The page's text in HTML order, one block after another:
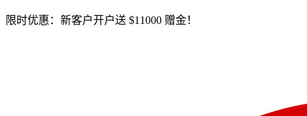
限时优惠：新客户开户送 $11000 赠金！